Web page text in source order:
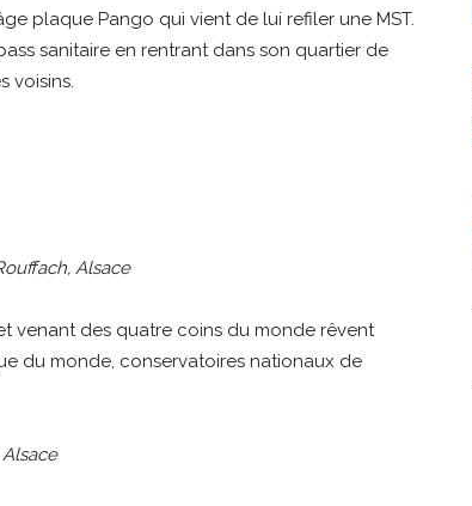
plaque Pango qui vient de lui refiler une MST.
sanitaire en rentrant dans son quartier de
voisins.
Alsace
venant des quatre coins du monde rêvent
du monde, conservatoires nationaux de